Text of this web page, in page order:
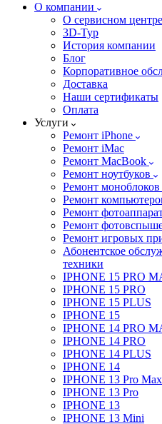
О компании
О сервисном
3D-Тур
История компании
Блог
Корпоративное
Доставка
Наши сертификаты
Оплата
Услуги
Ремонт iPhone
Ремонт iMac
Ремонт MacBook
Ремонт ноутбуков
Ремонт моноблоков
Ремонт
Ремонт
Ремонт
Ремонт игровых
Абонентское
техники
IPHONE 15 PRO
IPHONE 15 PRO
IPHONE 15 PLUS
IPHONE 15
IPHONE 14 PRO
IPHONE 14 PRO
IPHONE 14 PLUS
IPHONE 14
IPHONE 13 Pro Max
IPHONE 13 Pro
IPHONE 13
IPHONE 13 Mini